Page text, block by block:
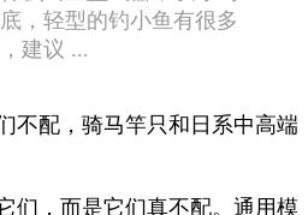
，轻型的钓小鱼有很多
建议 ...
不配，骑马竿只和日系中高端
们，而是它们真不配。通用模